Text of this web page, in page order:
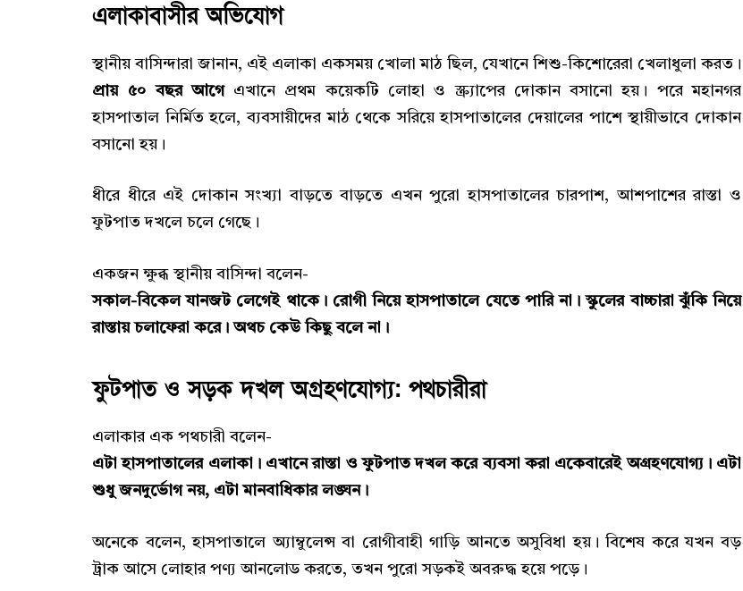
এলাকাবাসীর অভিযোগ
স্থানীয় বাসিন্দারা জানান, এই এলাকা একসময় খোলা মাঠ ছিল, যেখানে শিশু-কিশোরেরা খেলাধুলা করত।
প্রায় ৫০ বছর আগেএখানে প্রথম কয়েকটি লোহা ও স্ক্র্যাপের দোকান বসানো হয়। পরে মহানগর
হাসপাতাল নির্মিত হলে, ব্যবসায়ীদের মাঠ থেকে সরিয়ে হাসপাতালের দেয়ালের পাশে স্থায়ীভাবে দোকান
বসানো হয়।
ধীরে ধীরে এই দোকান সংখ্যা বাড়তে বাড়তে এখন পুরো হাসপাতালের চারপাশ, আশপাশের রাস্তা ও
ফুটপাত দখলে চলে গেছে।
একজন ক্ষুব্ধ স্থানীয় বাসিন্দা বলেন-
সকাল-বিকেল যানজট লেগেই থাকে। রোগী নিয়ে হাসপাতালে যেতে পারি না। স্কুলের বাচ্চারা ঝুঁকি নিয়ে
রাস্তায় চলাফেরা করে। অথচ কেউ কিছু বলে না।
ফুটপাত ও সড়ক দখল অগ্রহণযোগ্য: পথচারীরা
এলাকার এক পথচারী বলেন-
এটা হাসপাতালের এলাকা। এখানে রাস্তা ও ফুটপাত দখল করে ব্যবসা করা একেবারেই অগ্রহণযোগ্য। এটা
শুধু জনদুর্ভোগ নয়, এটা মানবাধিকার লঙ্ঘন।
অনেকে বলেন, হাসপাতালে অ্যাম্বুলেন্স বা রোগীবাহী গাড়ি আনতে অসুবিধা হয়। বিশেষ করে যখন বড়
ট্রাক আসে লোহার পণ্য আনলোড করতে, তখন পুরো সড়কই অবরুদ্ধ হয়ে পড়ে।